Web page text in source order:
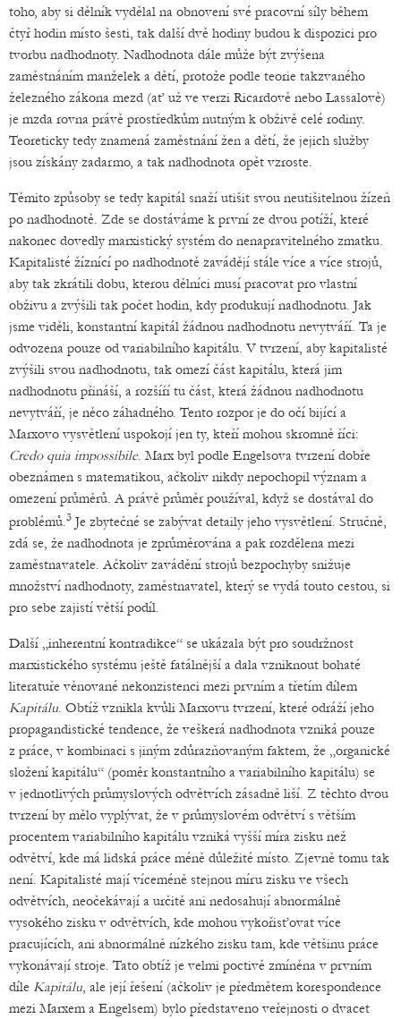
toho, aby si dělník vydělal na obnovení své pracovní síly během
čtyř hodin místo šesti, tak další dvě hodiny budou k dispozici pro
tvorbu nadhodnoty. Nadhodnota dále může být zvýšena
zaměstnáním manželek a dětí, protože podle teorie takzvaného
železného zákona mezd (ať už ve verzi Ricardově nebo Lassalově)
je mzda rovna právě prostředkům nutným k obživě celé rodiny.
Teoreticky tedy znamená zaměstnání žen a dětí, že jejich služby
jsou získány zadarmo, a tak nadhodnota opět vzroste.
Těmito způsoby se tedy kapitál snaží utišit svou neutišitelnou žízeň
po nadhodnotě. Zde se dostáváme k první ze dvou potíží, které
nakonec dovedly marxistický systém do nenapravitelného zmatku.
Kapitalisté žíznící po nadhodnotě zavádějí stále více a více strojů,
aby tak zkrátili dobu, kterou dělníci musí pracovat pro vlastní
obživu a zvýšili tak počet hodin, kdy produkují nadhodnotu. Jak
jsme viděli, konstantní kapitál žádnou nadhodnotu nevytváří. Ta je
odvozena pouze od variabilního kapitálu. V tvrzení, aby kapitalisté
zvýšili svou nadhodnotu, tak omezí část kapitálu, která jim
nadhodnotu přináší, a rozšíří tu část, která žádnou nadhodnotu
nevytváří, je něco záhadného. Tento rozpor je do očí bijící a
Marxovo vysvětlení uspokojí jen ty, kteří mohou skromně říci:
Credo quia impossibile. Marx byl podle Engelsova tvrzení dobře
obeznámen s matematikou, ačkoliv nikdy nepochopil význam a
omezení průměrů. A právě průměr používal, když se dostával do
problémů.3 Je zbytečné se zabývat detaily jeho vysvětlení. Stručně,
zdá se, že nadhodnota je zprůměrována a pak rozdělena mezi
zaměstnavatele. Ačkoliv zavádění strojů bezpochyby snižuje
množství nadhodnoty, zaměstnavatel, který se vydá touto cestou, si
pro sebe zajistí větší podíl.
Další „inherentní kontradikce“ se ukázala být pro soudržnost
marxistického systému ještě fatálnější a dala vzniknout bohaté
literatuře věnované nekonzistenci mezi prvním a třetím dílem
Kapitálu. Obtíž vznikla kvůli Marxovu tvrzení, které odráží jeho
propagandistické tendence, že veškerá nadhodnota vzniká pouze
z práce, v kombinaci s jiným zdůrazňovaným faktem, že „organické
složení kapitálu“ (poměr konstantního a variabilního kapitálu) se
v jednotlivých průmyslových odvětvích zásadně liší. Z těchto dvou
tvrzení by mělo vyplývat, že v průmyslovém odvětví s větším
procentem variabilního kapitálu vzniká vyšší míra zisku než
odvětví, kde má lidská práce méně důležité místo. Zjevně tomu tak
není. Kapitalisté mají víceméně stejnou míru zisku ve všech
odvětvích, neočekávají a určitě ani nedosahují abnormálně
vysokého zisku v odvětvích, kde mohou vykořisťovat více
pracujících, ani abnormálně nízkého zisku tam, kde většinu práce
vykonávají stroje. Tato obtíž je velmi poctivě zmíněna v prvním
díle Kapitálu, ale její řešení (ačkoliv je předmětem korespondence
mezi Marxem a Engelsem) bylo představeno veřejnosti o dvacet